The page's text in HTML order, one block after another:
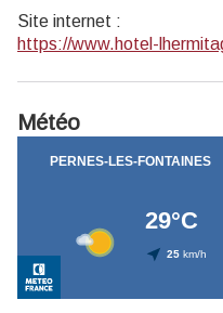
Site internet :
https://www.hotel-
Météo